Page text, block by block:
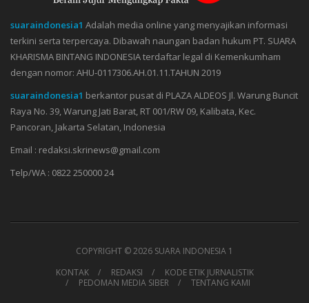
suaraindonesia1 Adalah media online yang menyajikan informasi
terkini serta terpercaya. Dibawah naungan badan hukum PT. SUARA
KHARISMA BINTANG INDONESIA terdaftar legal di Kemenkumham
dengan nomor: AHU-0117306.AH.01.11.TAHUN 2019
suaraindonesia1 berkantor pusat di PLAZA ALDEOS Jl. Warung Buncit
Raya No. 39, Warung Jati Barat, RT 001/RW 09, Kalibata, Kec.
Pancoran, Jakarta Selatan, Indonesia
Email : redaksi.skrinews@gmail.com
Telp/WA : 0822 250000 24
COPYRIGHT ©2026 SUARA INDONESIA 1
KONTAK
REDAKSI
KODE ETIK JURNALISTIK
PEDOMAN MEDIA SIBER
TENTANG KAMI